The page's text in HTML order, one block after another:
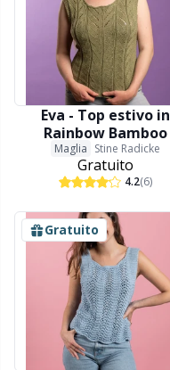
Eva - Top estivo in
Rainbow Bamboo
Maglia Stine Radicke
Gratuito
4.2(6)
Gratuito